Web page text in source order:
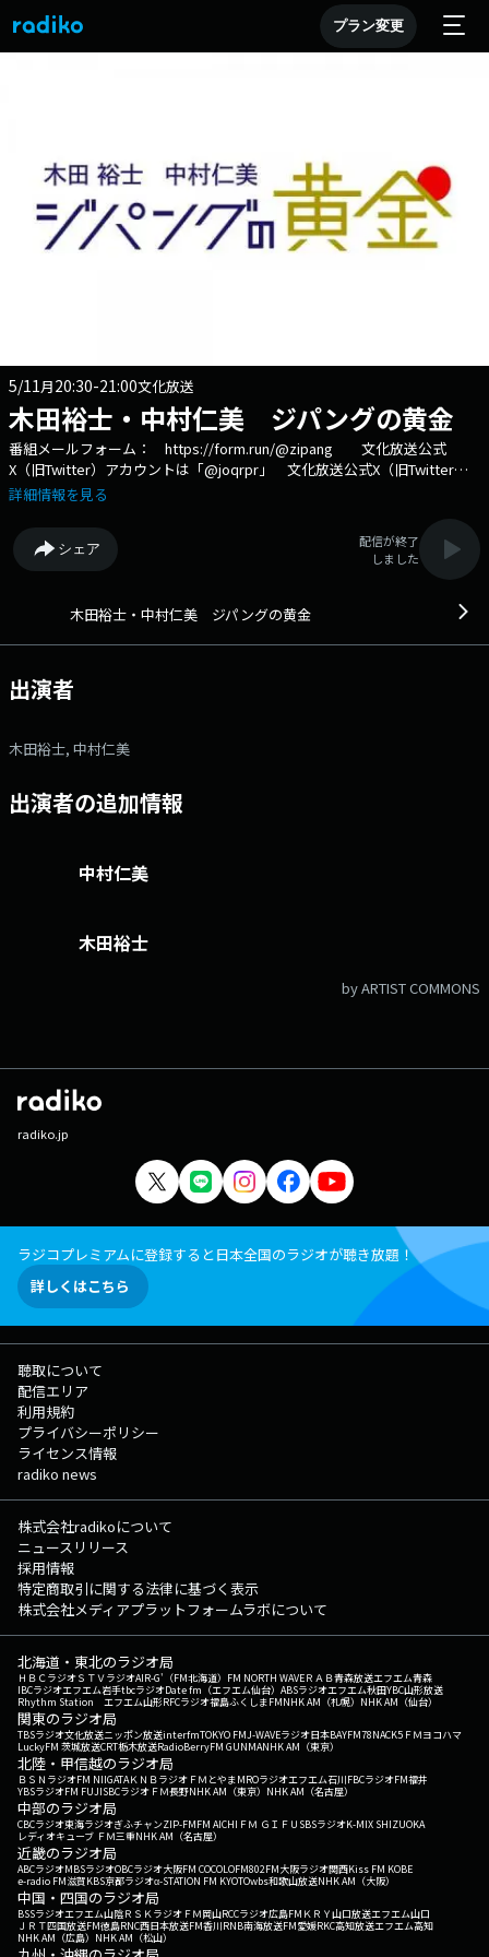
プラン変更
5/11月20:30-21:00文化放送
木田裕士・中村仁美 ジパングの黄金
番組メールフォーム： https://form.run/@zipang 文化放送公式
X（旧Twitter）アカウントは「@joqrpr」 文化放送公式X（旧Twitter）
ハッシュタグは「#文化放送」 文化放送公式facebookページは
「@joqr_916」
詳細情報を見る
シェア
配信が終了
しました
木田裕士・中村仁美 ジパングの黄金
出演者
木田裕士, 中村仁美
出演者の追加情報
中村仁美
木田裕士
by ARTIST COMMONS
radiko.jp
ラジコプレミアムに登録すると日本全国のラジオが聴き放題！
詳しくはこちら
聴取について
配信エリア
利用規約
プライバシーポリシー
ライセンス情報
radiko news
株式会社radikoについて
ニュースリリース
採用情報
特定商取引に関する法律に基づく表示
株式会社メディアプラットフォームラボについて
北海道・東北のラジオ局
ＨＢＣラジオＳＴＶラジオAIR-G'（FM北海道） FM NORTH WAVEＲＡＢ青森放送エフエム青森
IBCラジオエフエム岩手tbcラジオDate fm（エフエム仙台） ABSラジオエフエム秋田YBC山形放送
Rhythm Station エフエム山形RFCラジオ福島ふくしまFMNHK AM（札幌） NHK AM（仙台）
関東のラジオ局
TBSラジオ文化放送ニッポン放送interfmTOKYO FMJ-WAVEラジオ日本BAYFM78NACK5 ＦＭヨコハマ
LuckyFM 茨城放送CRT栃木放送RadioBerryFM GUNMANHK AM（東京）
北陸・甲信越のラジオ局
ＢＳＮラジオFM NIIGATAＫＮＢラジオ ＦＭとやまMROラジオエフエム石川FBCラジオFM福井
YBSラジオFM FUJISBCラジオ ＦＭ長野NHK AM（東京） NHK AM（名古屋）
中部のラジオ局
CBCラジオ東海ラジオぎふチャンZIP-FMFM AICHI ＦＭ ＧＩＦＵ SBSラジオK-MIX SHIZUOKA
レディオキューブ ＦＭ三重NHK AM（名古屋）
近畿のラジオ局
ABCラジオMBSラジオOBCラジオ大阪FM COCOLOFM802FM大阪ラジオ関西Kiss FM KOBE
e-radio FM滋賀KBS京都ラジオα-STATION FM KYOTOwbs和歌山放送NHK AM（大阪）
中国・四国のラジオ局
BSSラジオエフエム山陰ＲＳＫラジオ ＦＭ岡山RCCラジオ広島FM ＫＲＹ山口放送エフエム山口
ＪＲＴ四国放送FM徳島RNC西日本放送FM香川RNB南海放送FM愛媛RKC高知放送エフエム高知
NHK AM（広島） NHK AM（松山）